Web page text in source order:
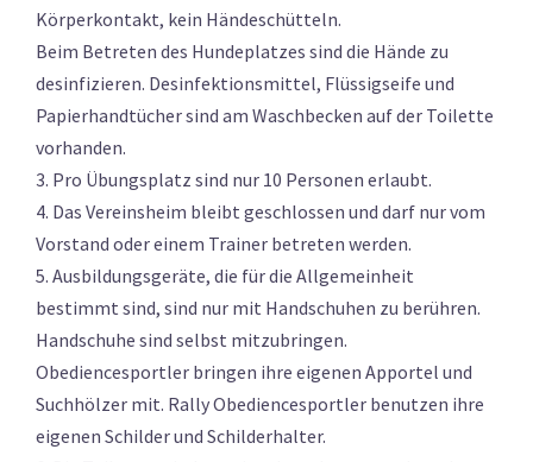
Körperkontakt, kein Händeschütteln.
Beim Betreten des Hundeplatzes sind die Hände zu
desinfizieren. Desinfektionsmittel, Flüssigseife und
Papierhandtücher sind am Waschbecken auf der Toilette
vorhanden.
3. Pro Übungsplatz sind nur 10 Personen erlaubt.
4. Das Vereinsheim bleibt geschlossen und darf nur vom
Vorstand oder einem Trainer betreten werden.
5. Ausbildungsgeräte, die für die Allgemeinheit
bestimmt sind, sind nur mit Handschuhen zu berühren.
Handschuhe sind selbst mitzubringen.
Obediencesportler bringen ihre eigenen Apportel und
Suchhölzer mit. Rally Obediencesportler benutzen ihre
eigenen Schilder und Schilderhalter.